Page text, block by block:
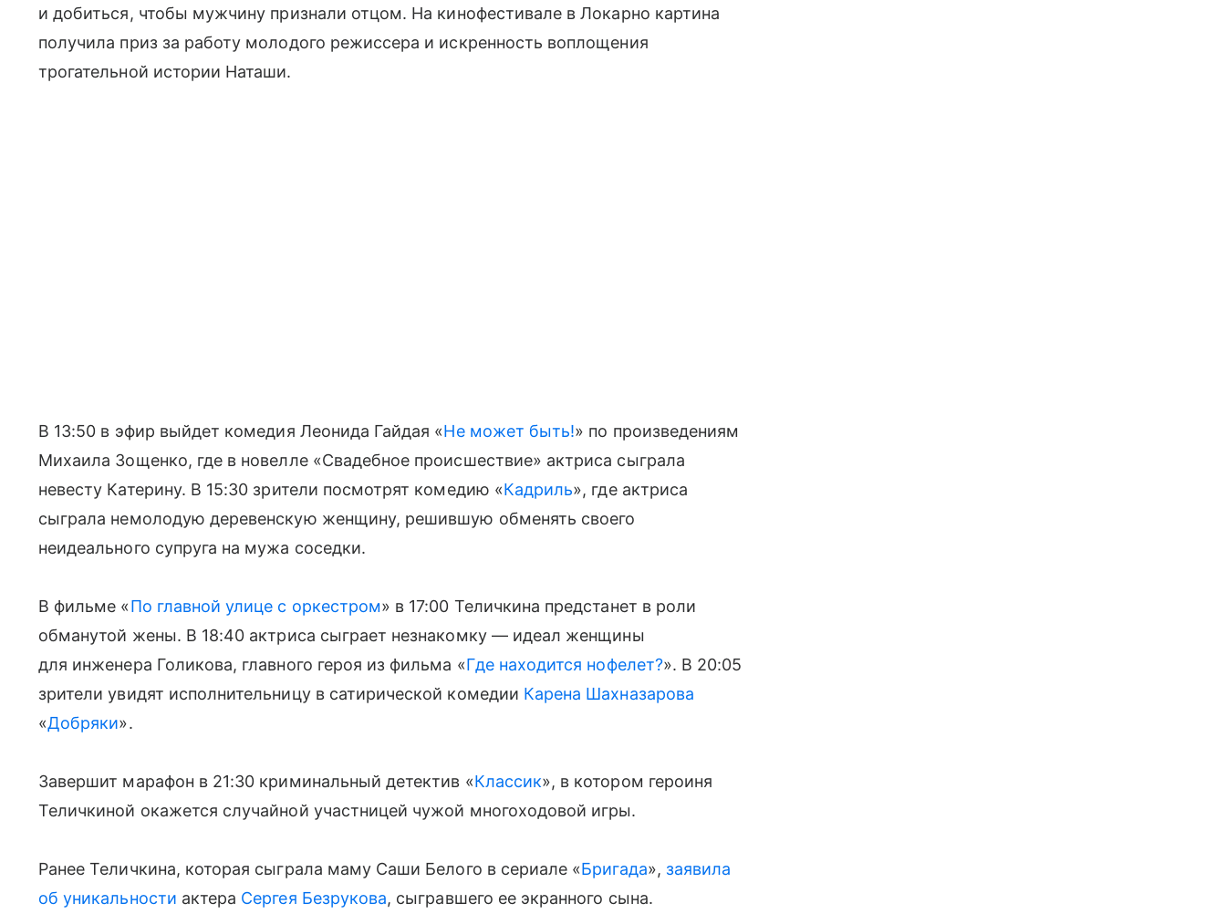
и добиться, чтобы мужчину признали отцом. На кинофестивале в Локарно картина
получила приз за работу молодого режиссера и искренность воплощения
трогательной истории Наташи.
В 13:50 в эфир выйдет комедия Леонида Гайдая «Не может быть!» по произведениям
Михаила Зощенко, где в новелле «Свадебное происшествие» актриса сыграла
невесту Катерину. В 15:30 зрители посмотрят комедию «Кадриль», где актриса
сыграла немолодую деревенскую женщину, решившую обменять своего
неидеального супруга на мужа соседки.
В фильме «По главной улице с оркестром» в 17:00 Теличкина предстанет в роли
обманутой жены. В 18:40 актриса сыграет незнакомку — идеал женщины
для инженера Голикова, главного героя из фильма «Где находится нофелет?». В 20:05
зрители увидят исполнительницу в сатирической комедии Карена Шахназарова
«Добряки».
Завершит марафон в 21:30 криминальный детектив «Классик», в котором героиня
Теличкиной окажется случайной участницей чужой многоходовой игры.
Ранее Теличкина, которая сыграла маму Саши Белого в сериале «Бригада», заявила
об уникальности актера Сергея Безрукова, сыгравшего ее экранного сына.